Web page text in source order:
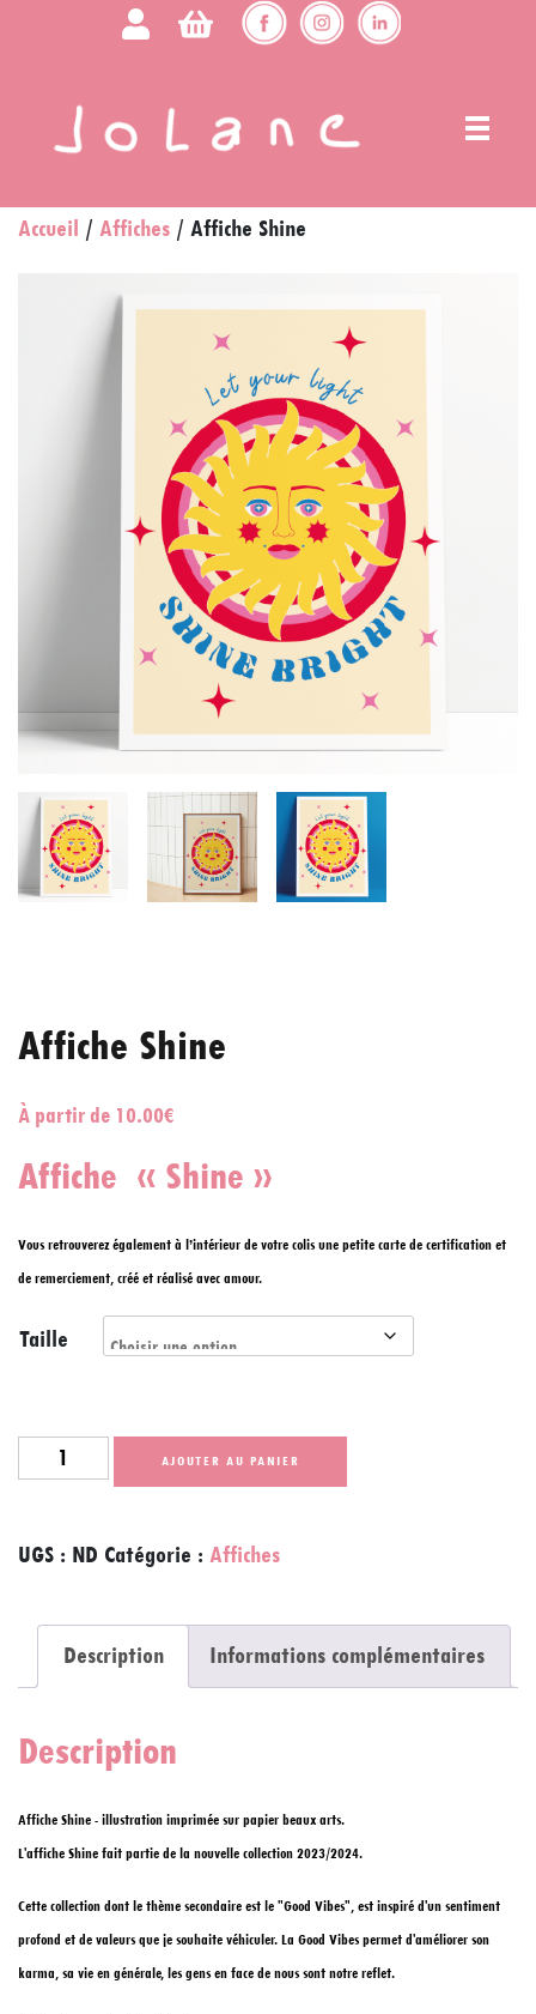
Accueil / Affiches / Affiche Shine
Affiche Shine
À partir de 10.00€
Affiche « Shine »
Vous retrouverez également à l’intérieur de votre colis une petite carte de certification et
de remerciement, créé et réalisé avec amour.
Taille
quantité
Shine
AJOUTER AU PANIER
UGS : ND Catégorie : Affiches
Description Informations complémentaires
Description
Affiche Shine - illustration imprimée sur papier beaux arts.
L'affiche Shine fait partie de la nouvelle collection 2023/2024.
Cette collection dont le thème secondaire est le "Good Vibes", est inspiré d'un sentiment
profond et de valeurs que je souhaite véhiculer. La Good Vibes permet d'améliorer son
karma, sa vie en générale, les gens en face de nous sont notre reflet.